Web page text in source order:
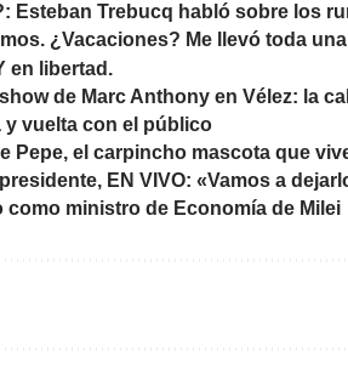
Esteban Trebucq habló sobre los
¿Vacaciones? Me llevó toda
en libertad.
de Marc Anthony en Vélez: la
y vuelta con el público
Pepe, el carpincho mascota que
EN VIVO: «Vamos a
como ministro de Economía de Milei